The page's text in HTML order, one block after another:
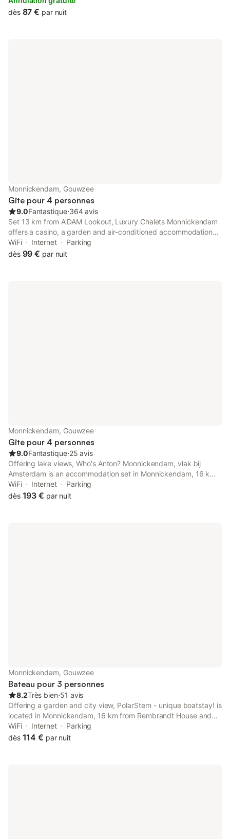
WiFi.
dès 87 € par nuit
Monnickendam, Gouwzee
Gîte pour 4 personnes
9.0Fantastique⋅364 avis
Set 13 km from A'DAM Lookout, Luxury Chalets Monnickendam
offers a casino, a garden and air-conditioned accommodation
with a balcony and free WiFi. There is a private entrance at the
chalet for the convenience of those who stay.
WiFi Internet
Parking
dès 99 € par nuit
Monnickendam, Gouwzee
Gîte pour 4 personnes
9.0Fantastique⋅25 avis
Offering lake views, Who's Anton? Monnickendam, vlak bij
Amsterdam is an accommodation set in Monnickendam, 16 km
from Rembrandt House and 16 km from Dutch National Opera &
Ballet.
WiFi Internet
Parking
dès 193 € par nuit
Monnickendam, Gouwzee
Bateau pour 3 personnes
8.2Très bien⋅51 avis
Offering a garden and city view, PolarStern - unique boatstay! is
located in Monnickendam, 16 km from Rembrandt House and
16 km from Dutch National Opera & Ballet. Both free WiFi and
parking on-site are accessible at the boat free of charge.
WiFi Internet
Parking
dès 114 € par nuit